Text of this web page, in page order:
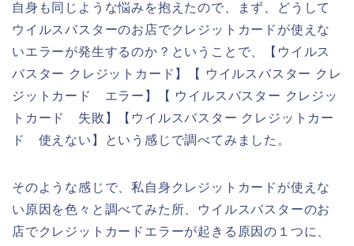
自身も同じような悩みを抱えたので、まず、どうして
ウイルスバスターのお店でクレジットカードが使えな
いエラーが発生するのか？ということで、【ウイルス
バスター クレジットカード】【 ウイルスバスター クレ
ジットカード エラー】【 ウイルスバスター クレジッ
トカード 失敗】【ウイルスバスター クレジットカー
ド 使えない】という感じで調べてみました。
そのような感じで、私自身クレジットカードが使えな
い原因を色々と調べてみた所、ウイルスバスターのお
店でクレジットカードエラーが起きる原因の１つに、